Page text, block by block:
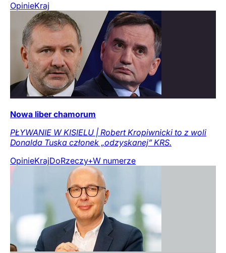
OpinieKraj
Nowa liber chamorum
PŁYWANIE W KISIELU | Robert Kropiwnicki to z woli
Donalda Tuska członek „odzyskanej” KRS.
OpinieKrajDoRzeczy+W numerze